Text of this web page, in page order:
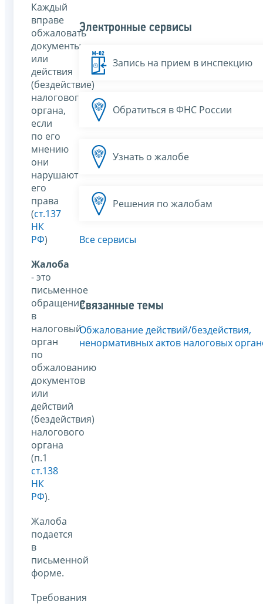
Каждый
вправе
обжаловать
документы
или
действия
(бездействие)
налогового
органа,
если
по его
мнению
они
нарушают
его
права
(ст.137
НК
РФ)
Жалоба
- это
письменное
обращение
в
налоговый
орган
по
обжалованию
документов
или
действий
(бездействия)
налогового
органа
(п.1
ст.138
НК
РФ).
Жалоба
подается
в
письменной
форме.
Требования
Электронные сервисы
Запись на прием в инспекцию
Обратиться в ФНС России
Узнать о жалобе
Решения по жалобам
Все сервисы
Связанные темы
Обжалование действий/бездействия,
ненормативных актов налоговых